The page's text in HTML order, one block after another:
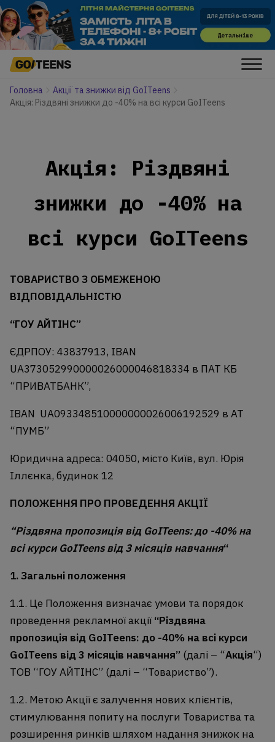
Головна
Акції та знижки від GoITeens
Акцiя: Різдвяні знижки до -40% на всі курси GoITeens
Акцiя: Різдвяні
знижки до -40% на
всі курси GoITeens
ТОВАРИСТВО З ОБМЕЖЕНОЮ
ВІДПОВІДАЛЬНІСТЮ
“ГОУ АЙТІНС”
ЄДРПОУ: 43837913, IBAN
UA373052990000026000046818334 в ПАТ КБ
“ПРИВАТБАНК”,
IBAN UA093348510000000026006192529 в АТ
“ПУМБ”
Юридична адреса: 04050, місто Київ, вул. Юрія
Іллєнка, будинок 12
ПОЛОЖЕННЯ ПРО ПРОВЕДЕННЯ АКЦІЇ
“Різдвяна пропозиція від GoITeens: до -40% на
всі курси GoITeens від 3 місяців навчання“
1. Загальні положення
1.1. Це Положення визначає умови та порядок
проведення рекламної акції “Різдвяна
пропозиція від GoITeens: до -40% на всі курси
GoITeens від 3 місяців навчання” (далі – “Акція“)
ТОВ “ГОУ АЙТІНС” (далі – “Товариство”).
1.2. Метою Акції є залучення нових клієнтів,
стимулювання попиту на послуги Товариства та
розширення ринків шляхом надання знижок на